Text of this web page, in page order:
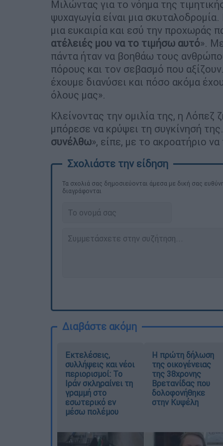
Μιλώντας για το νόημα της
ψυχαγωγία είναι μια
μια ευκαιρία και εσύ την προχωράς
ατέλειές μου να το τιμήσω αυτό».
πάντα ήταν να βοηθάω τους
πόρους και τον σεβασμό που
έχουμε διανύσει και πόσο ακόμα
όλους μας».
Κλείνοντας την ομιλία της, η
μπόρεσε να κρύψει τη συγκίνησή
συνέλθω», είπε, με το ακροατήριο
Τα σχολιά σας δημοσιεύονται άμεσα με δική σας
διαγράφονται
Διαβάστε ακόμη
Εκτελέσεις,
συλλήψεις και νέοι
περιορισμοί: Το
Ιράν σκληραίνει τη
γραμμή στο
εσωτερικό εν
μέσω πολέμου
Η πρώτη δήλωση
της οικογένειας
της 38χρονης
Βρετανίδας που
δολοφονήθηκε
στην Κυψέλη